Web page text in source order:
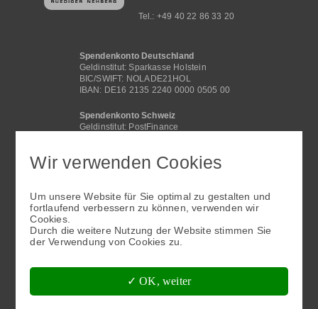
Tel.: +49 40 22 86 33 20
Spendenkonto Deutschland
Geldinstitut: Sparkasse Holstein
BIC/SWIFT: NOLADE21HOL
IBAN: DE16 2135 2240 0000 0505 00
Spendenkonto Schweiz
Geldinstitut: PostFinance
BIC/SWIFT: NOLADE21HOL
IBAN: DE16 2135 2240 0000 0505 00
Fußbereichsmenü
Wir verwenden Cookies
Um unsere Website für Sie optimal zu gestalten und
fortlaufend verbessern zu können, verwenden wir
Cookies.
Durch die weitere Nutzung der Website stimmen Sie
der Verwendung von Cookies zu.
✓ OK, weiter